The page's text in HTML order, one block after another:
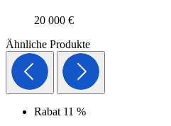
20 000 €
Ähnliche Produkte
Rabat 11 %